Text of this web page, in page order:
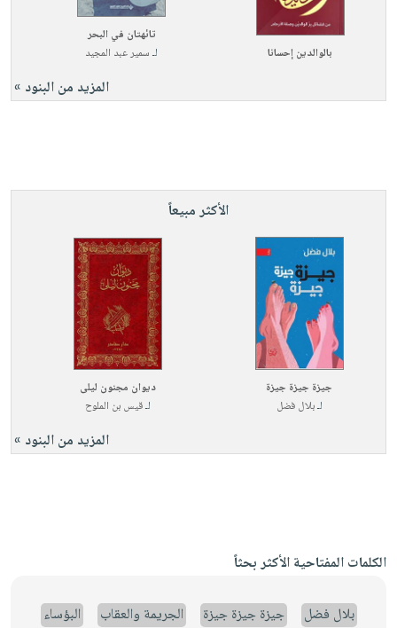
بالوالدين إحسانا
تائهتان في البحر
لـسمير عبد المجيد
المزيد من البنود »
الأكثر مبيعاً
جيزة جيزة جيزة
لـبلال فضل
ديوان مجنون ليلى
لـقيس بن الملوح
المزيد من البنود »
الكلمات المفتاحية الأكثر بحثاً
بلال فضل جيزة جيزة جيزة الجريمة والعقاب
البؤساء